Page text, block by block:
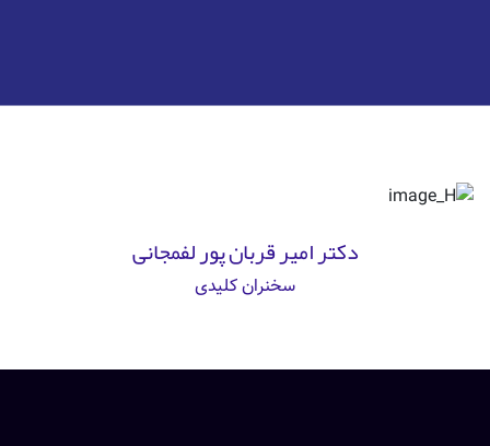
دکتر امیر قربان پور لفمجانی
سخنران کلیدی